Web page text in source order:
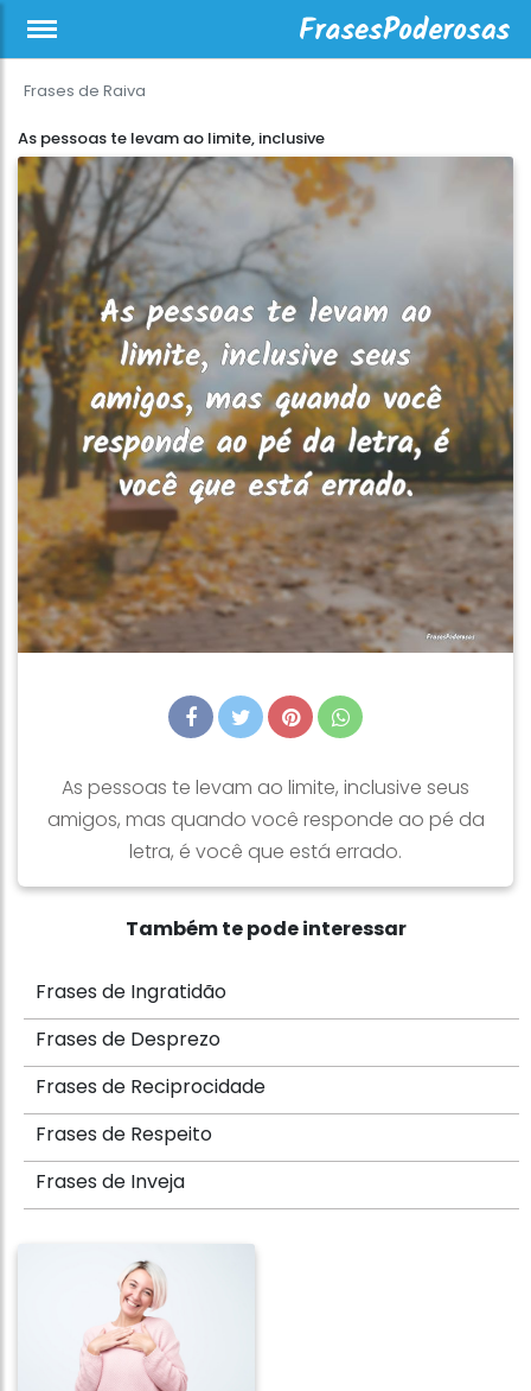
Frases de Raiva
As pessoas te levam ao limite, inclusive
As pessoas te levam ao limite, inclusive seus
amigos, mas quando você responde ao pé da
letra, é você que está errado.
Também te pode interessar
Frases de Ingratidão
Frases de Desprezo
Frases de Reciprocidade
Frases de Respeito
Frases de Inveja